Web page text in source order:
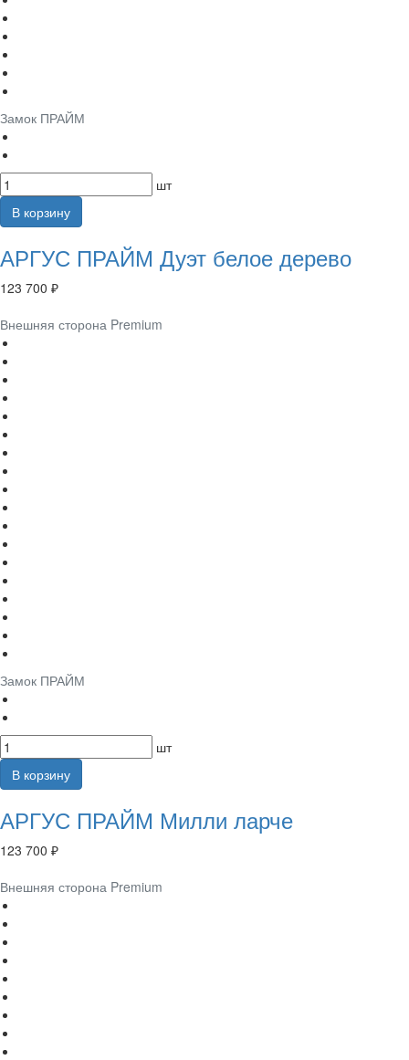
Замок ПРАЙМ
шт
В корзину
АРГУС ПРАЙМ Дуэт белое дерево
123 700 ₽
Внешняя сторона Premium
Замок ПРАЙМ
шт
В корзину
АРГУС ПРАЙМ Милли ларче
123 700 ₽
Внешняя сторона Premium